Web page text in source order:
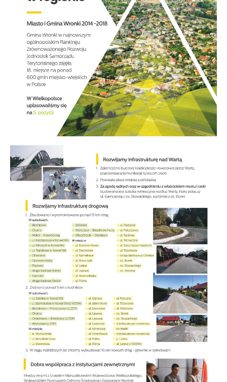
partnerami oraz innych dostawców usług. Firmy te działają
w charakterze pośredników prezentujących nasze treści w
postaci wiadomości, ofert, komunikatów mediów
społecznościowych.